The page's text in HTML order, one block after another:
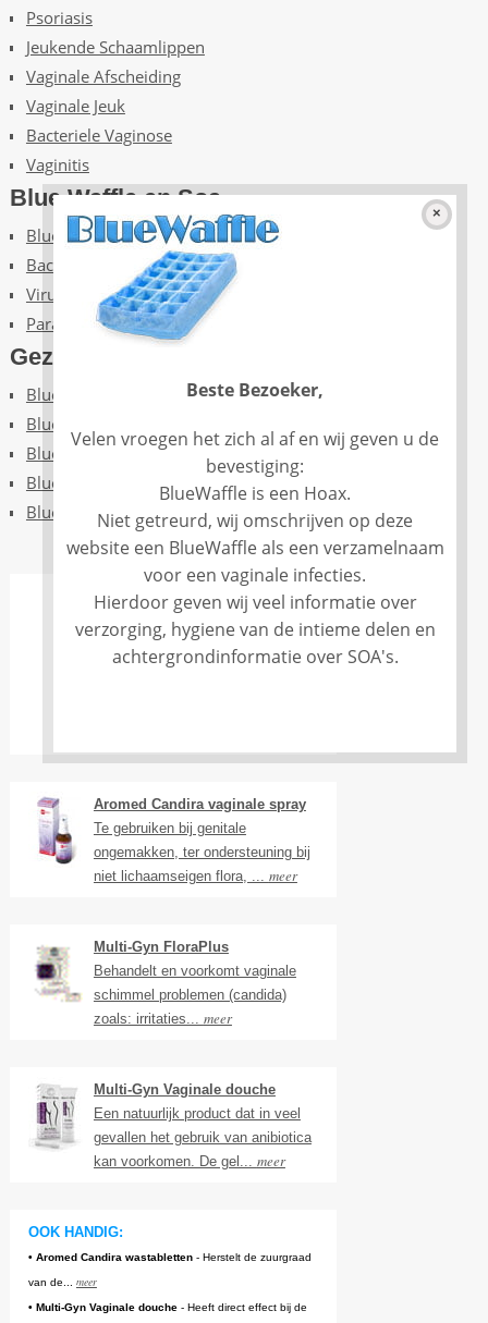
Psoriasis
Jeukende Schaamlippen
Vaginale Afscheiding
Vaginale Jeuk
Bacteriele Vaginose
Vaginitis
Blue Waffle en Soa
Bluewaffle SOA geslachtsziekten
Bacterien
Virussen
Parasieten
Gezondheid
Blue Waffle en vaginale gezondheid
Blue Waffle en menstruatiedisk
Blue Waffle en maandverband
Blue Waffle en menstruatiecup
Blue waffle en tampons
Aromed Candira vaginale spray
Te gebruiken bij genitale
ongemakken, ter ondersteuning bij
niet lichaamseigen flora, ... meer
Multi-Gyn FloraPlus
Behandelt en voorkomt vaginale
schimmel problemen (candida)
zoals: irritaties... meer
Multi-Gyn Vaginale douche
Een natuurlijk product dat in veel
gevallen het gebruik van anibiotica
kan voorkomen. De gel... meer
OOK HANDIG:
• Aromed Candira wastabletten- Herstelt de zuurgraad
van de... meer
• Multi-Gyn Vaginale douche- Heeft direct effect bij de
Beste Bezoeker,
Velen vroegen het zich al af en wij geven u de
bevestiging:
BlueWaffle is een Hoax.
Niet getreurd, wij omschrijven op deze
website een BlueWaffle als een verzamelnaam
voor een vaginale infecties.
Hierdoor geven wij veel informatie over
verzorging, hygiene van de intieme delen en
achtergrondinformatie over SOA's.